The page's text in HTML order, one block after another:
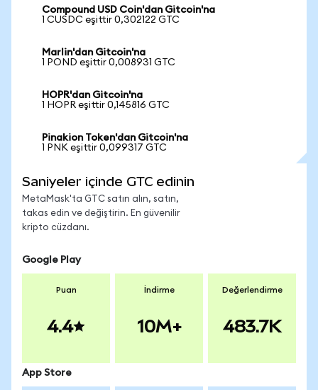
Compound USD Coin'dan Gitcoin'na
1 CUSDC eşittir 0,302122 GTC
Marlin'dan Gitcoin'na
1 POND eşittir 0,008931 GTC
HOPR'dan Gitcoin'na
1 HOPR eşittir 0,145816 GTC
Pinakion Token'dan Gitcoin'na
1 PNK eşittir 0,099317 GTC
Saniyeler içinde GTC edinin
MetaMask'ta GTC satın alın, satın,
takas edin ve değiştirin. En güvenilir
kripto cüzdanı.
Google Play
Puan
4.4
İndirme
10M+
Değerlendirme
483.7K
App Store